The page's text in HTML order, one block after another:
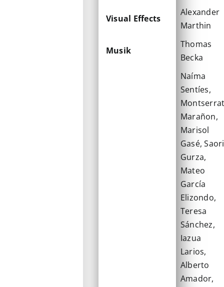
Visual Effects
Alexander
Marthin
Musik
Thomas
Becka
Naíma
Sentíes,
Marañon,
Marisol
Gasé, Saori
Gurza,
Mateo
García
Elizondo,
Teresa
Sánchez,
Iazua
Larios,
Alberto
Amador,